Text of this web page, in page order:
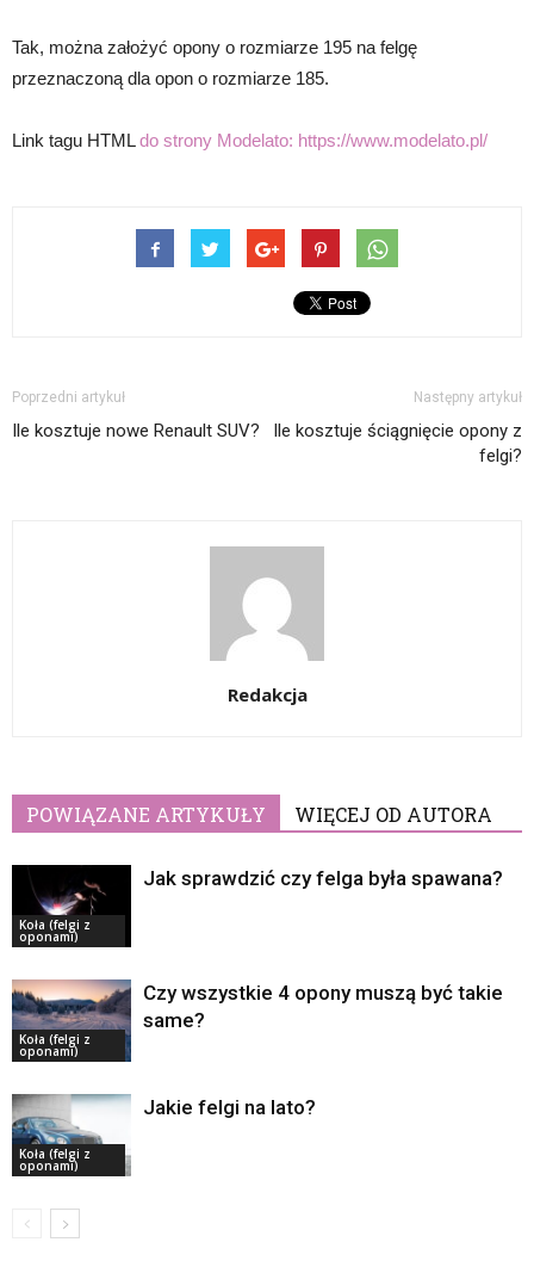
Tak, można założyć opony o rozmiarze 195 na felgę
przeznaczoną dla opon o rozmiarze 185.
Link tagu HTMLdo strony Modelato: https://www.modelato.pl/
Poprzedni artykuł
Ile kosztuje nowe Renault SUV?
Następny artykuł
Ile kosztuje ściągnięcie opony z
felgi?
Redakcja
POWIĄZANE ARTYKUŁY WIĘCEJ OD AUTORA
Koła (felgi z
oponami)
Jak sprawdzić czy felga była spawana?
Koła (felgi z
oponami)
Czy wszystkie 4 opony muszą być takie
same?
Koła (felgi z
oponami)
Jakie felgi na lato?